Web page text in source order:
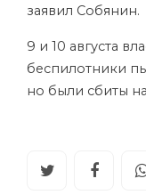
заявил Собянин.
9 и 10 августа
беспилотники
но были сбиты